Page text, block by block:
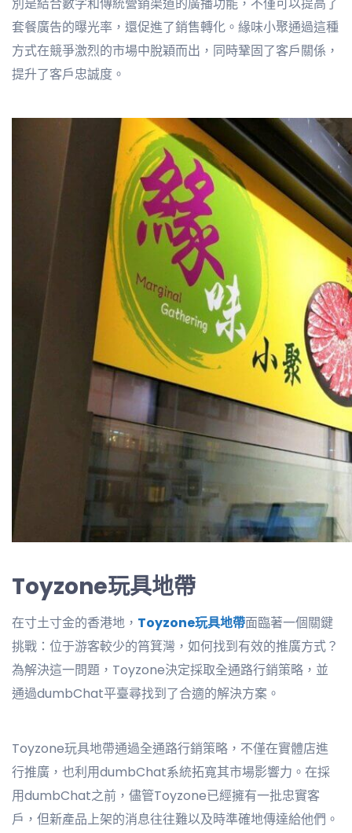
套餐廣告的曝光率，還促進了銷售轉化。緣味小聚通過這種
方式在競爭激烈的市場中脫穎而出，同時鞏固了客戶關係，
提升了客戶忠誠度。
Toyzone玩具地帶
在寸土寸金的香港地， Toyzone玩具地帶面臨著一個關鍵
挑戰：位于游客較少的筲箕灣，如何找到有效的推廣方式？
為解決這一問題，Toyzone決定採取全通路行銷策略，並
通過dumbChat平臺尋找到了合適的解決方案。
Toyzone玩具地帶通過全通路行銷策略，不僅在實體店進
行推廣，也利用dumbChat系統拓寬其市場影響力。在採
用dumbChat之前，儘管Toyzone已經擁有一批忠實客
戶，但新產品上架的消息往往難以及時準確地傳達給他們。